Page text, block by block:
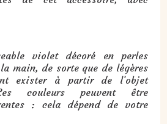
violet décoré en perles
main, de sorte que de légères
exister à partir de l’objet
couleurs peuvent être
: cela dépend de votre